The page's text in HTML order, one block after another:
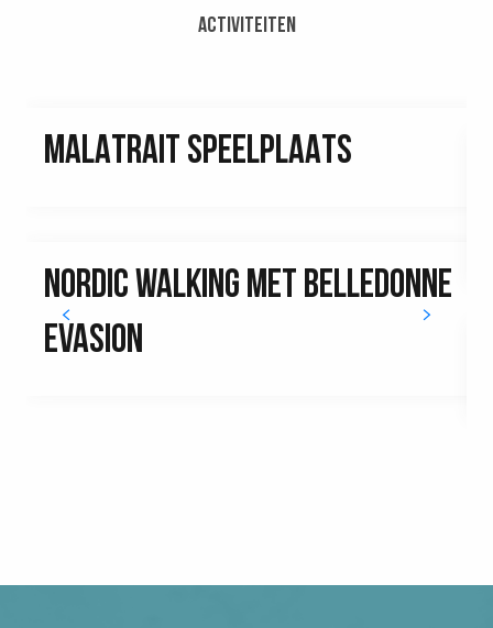
Activiteiten
MALATRAIT SPEELPLAATS
NORDIC WALKING MET BELLEDONNE
EVASION